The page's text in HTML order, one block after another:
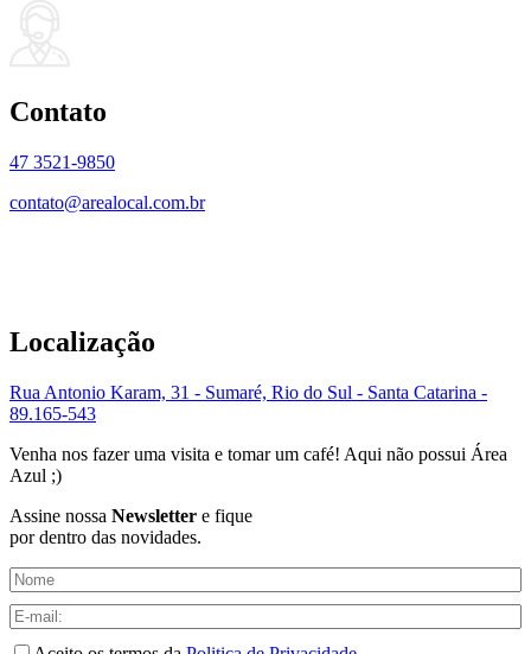
Contato
47 3521-9850
contato@arealocal.com.br
Localização
Rua Antonio Karam, 31 - Sumaré, Rio do Sul - Santa Catarina -
89.165-543
Venha nos fazer uma visita e tomar um café! Aqui não possui Área
Azul ;)
Assine nossa Newsletter e fique
por dentro das novidades.